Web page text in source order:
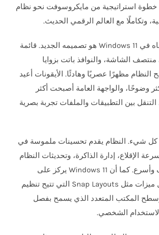
استراتيجية من مايكروسوفت نحو نظام
وتكاملًا مع العالم الرقمي الحديث.
أبرز ما يلفت الانتباه في Windows 11 هو تصميمه الجديد. قائمة
الشاشة، والنوافذ باتت بزوايا
النظام مظهرًا عصريًا وهادئًا. الأيقونات أعيد
وضوحًا، والواجهة العامة أصبحت أكثر
بين التطبيقات والملفات تجربة بصرية
شيء. النظام يقدم تحسينات ملموسة في
الإقلاع، إدارة الذاكرة، وتحديثات النظام
التي أصبحت أخف وأسرع. كما أن Windows 11 يركز على
الإنتاجية، من خلال ميزات مثل Snap Layouts التي تتيح تنظيم
وسطح المكتب المتعدد الذي يسمح بفصل
الشخصي.